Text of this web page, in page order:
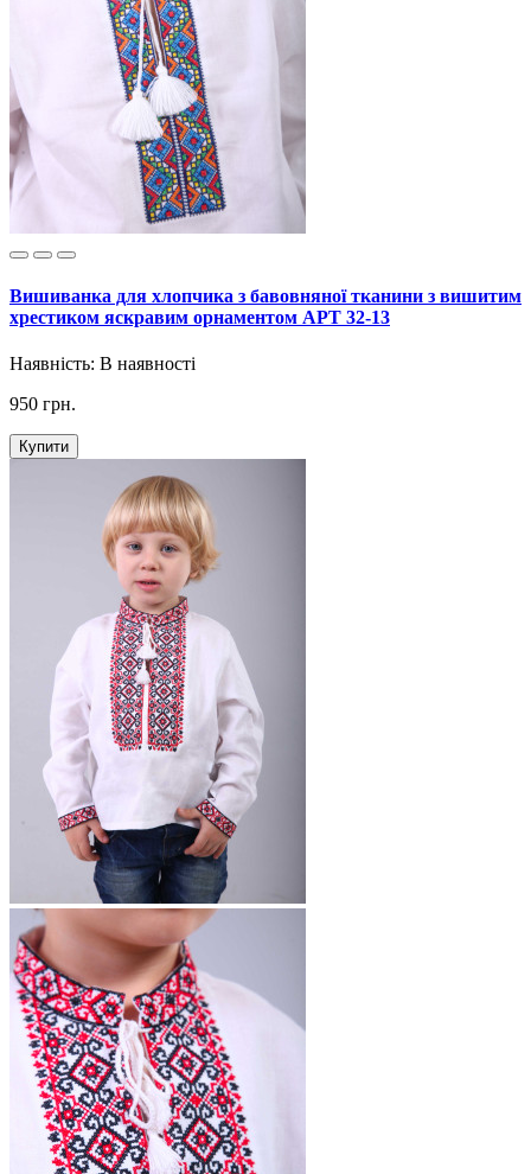
Вишиванка для хлопчика з бавовняної тканини з вишитим
хрестиком яскравим орнаментом АРТ 32-13
Наявність: В наявності
950 грн.
Купити